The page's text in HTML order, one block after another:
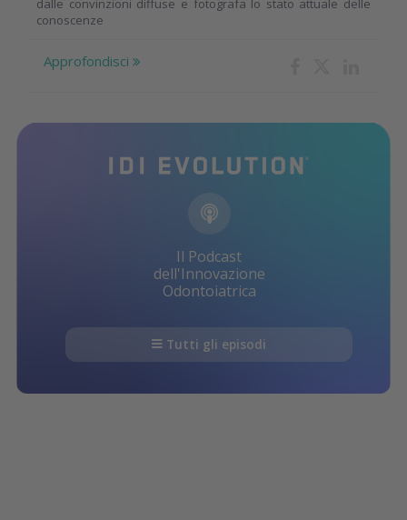
dalle convinzioni diffuse e fotografa lo stato attuale delle
conoscenze
Approfondisci
Il Podcast
dell'Innovazione
Odontoiatrica
Tutti gli episodi